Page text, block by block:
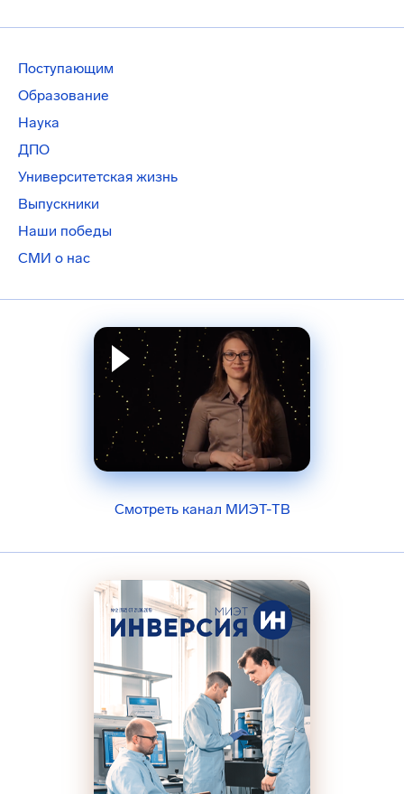
Поступающим
Образование
Наука
ДПО
Университетская жизнь
Выпускники
Наши победы
СМИ о нас
Смотреть канал МИЭТ-ТВ